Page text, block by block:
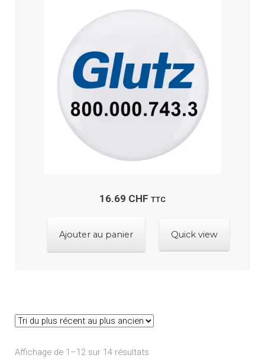
16.69 CHF TTC
Ajouter au panier Quick view
Affichage de 1–12 sur 14 résultatsTrié